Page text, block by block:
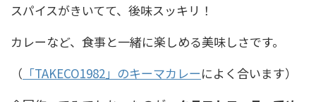
スパイスがきいてて、後味スッキリ！
カレーなど、食事と一緒に楽しめる美味しさです。
（ 「TAKECO1982」のキーマカレーによく合います）